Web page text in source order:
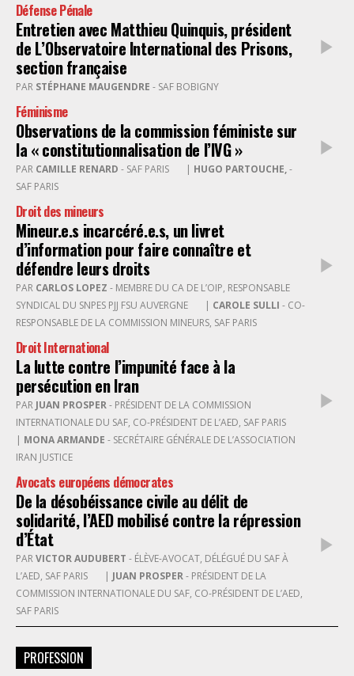
Défense Pénale
Entretien avec Matthieu Quinquis, président
de L’Observatoire International des Prisons,
section française
PAR STÉPHANE MAUGENDRE - SAF BOBIGNY
Féminisme
Observations de la commission féministe sur
la « constitutionnalisation de l’IVG »
PAR CAMILLE RENARD - SAF PARIS | HUGO PARTOUCHE,
SAF PARIS
Droit des mineurs
Mineur.e.s incarcéré.e.s, un livret
d’information pour faire connaître et
défendre leurs droits
PAR CARLOS LOPEZ
SYNDICAL DU SNPES PJJ FSU AUVERGNE
| CAROLE SULLI
RESPONSABLE DE LA COMMISSION MINEURS, SAF PARIS
Droit International
La lutte contre l’impunité face à la
persécution en Iran
PAR JUAN PROSPER
INTERNATIONALE DU SAF, CO-PRÉSIDENT DE L’AED, SAF PARIS
| MONA ARMANDE
IRAN JUSTICE
Avocats européens démocrates
De la désobéissance civile au délit de
solidarité, l’AED mobilisé contre la répression
d’État
PARVICTOR AUDUBERT
L’AED, SAF PARIS
| JUAN PROSPER
COMMISSION INTERNATIONALE DU SAF, CO-PRÉSIDENT DE L’AED,
SAF PARIS
PROFESSION